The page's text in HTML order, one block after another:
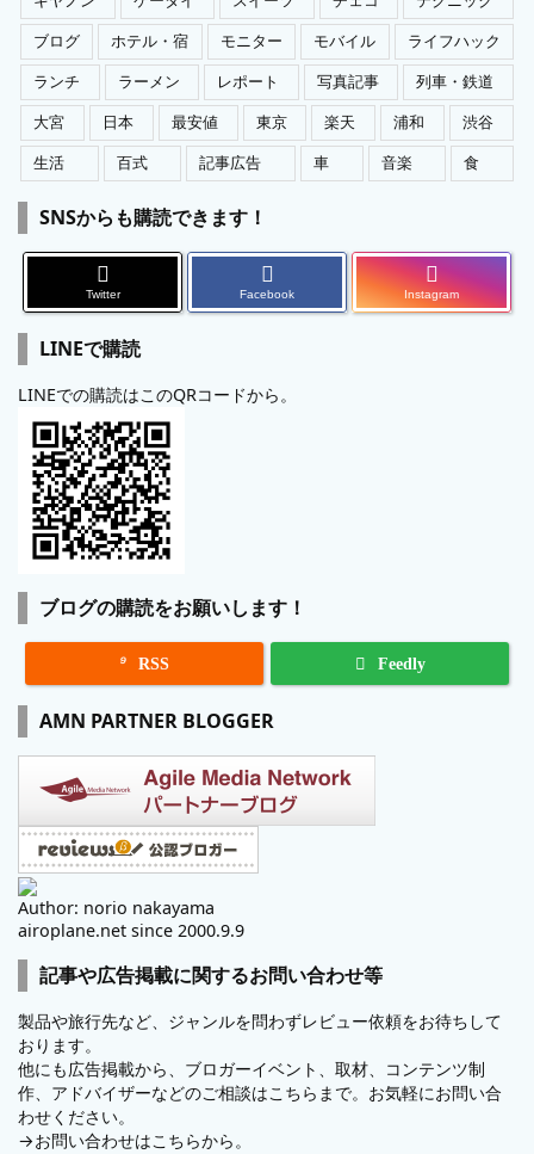
ブログ
ホテル・宿 モニター モバイル
ライフハック
ランチ
ラーメン レポート 写真記事
列車・鉄道
大宮
日本 最安値 東京 楽天 浦和
渋谷
生活
百式 記事広告 車 音楽 食
SNSからも購読できます！
Twitter Facebook Instagram
LINEで購読
LINEでの購読はこのQRコードから。
ブログの購読をお願いします！
 RSS Feedly
AMN PARTNER BLOGGER
Author: norio nakayama
airoplane.net since 2000.9.9
記事や広告掲載に関するお問い合わせ等
製品や旅行先など、ジャンルを問わずレビュー依頼をお待ちして
おります。
他にも広告掲載から、ブロガーイベント、取材、コンテンツ制
作、アドバイザーなどのご相談はこちらまで。お気軽にお問い合
わせください。
→お問い合わせはこちらから。